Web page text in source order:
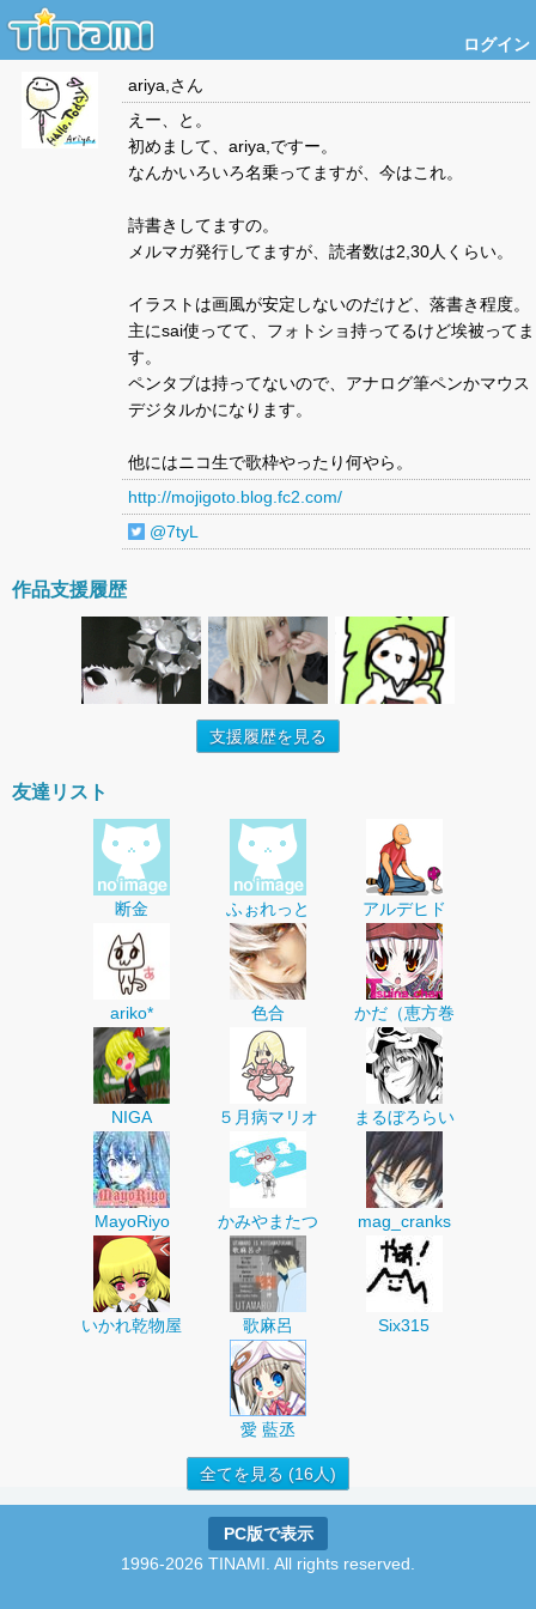
ログイン
ariya, さん
えー、と。
初めまして、ariya,ですー。
なんかいろいろ名乗ってますが、今はこれ。
詩書きしてますの。
メルマガ発行してますが、読者数は2,30人くらい。
イラストは画風が安定しないのだけど、落書き程度。
主にsai使ってて、フォトショ持ってるけど埃被ってま
す。
ペンタブは持ってないので、アナログ筆ペンかマウス
デジタルかになります。
他にはニコ生で歌枠やったり何やら。
http://mojigoto.blog.fc2.com/
@7tyL
作品支援履歴
支援履歴を見る
友達リスト
断金 ふぉれっと アルデヒド
ariko* 色合 かだ（恵方巻
NIGA ５月病マリオ まるぼろらい
MayoRiyo かみやまたつ mag_cranks
いかれ乾物屋 歌麻呂 Six315
愛 藍丞
全てを見る (16人)
PC版で表示
1996-2026 TINAMI. All rights reserved.